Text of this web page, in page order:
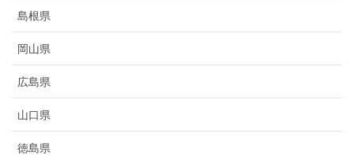
島根県
岡山県
広島県
山口県
徳島県